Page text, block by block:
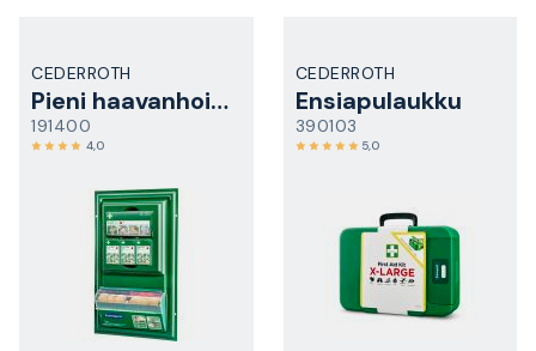
CEDERROTH
Pieni haavanhoitopiste
191400
4,0
CEDERROTH
Ensiapulaukku
390103
5,0